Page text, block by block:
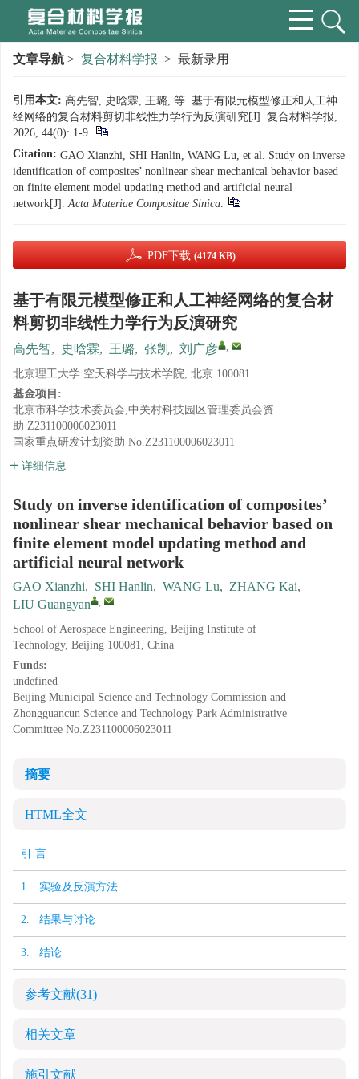
文章导航 > 复合材料学报 > 最新录用
引用本文: 高先智, 史晗霖, 王璐, 等. 基于有限元模型修正和人工神
经网络的复合材料剪切非线性力学行为反演研究[J]. 复合材料学报,
2026, 44(0): 1-9.
Citation: GAO Xianzhi, SHI Hanlin, WANG Lu, et al. Study on inverse
identification of composites’ nonlinear shear mechanical behavior based
on finite element model updating method and artificial neural
network[J].Acta Materiae Compositae Sinica.
PDF下载 (4174 KB)
基于有限元模型修正和人工神经网络的复合材
料剪切非线性力学行为反演研究
高先智, 史晗霖, 王璐, 张凯, 刘广彦 ,
北京理工大学 空天科学与技术学院, 北京 100081
基金项目:
北京市科学技术委员会,中关村科技园区管理委员会资
助 Z231100006023011
国家重点研发计划资助 No.Z231100006023011
详细信息
Study on inverse identification of composites’
nonlinear shear mechanical behavior based on
finite element model updating method and
artificial neural network
GAO Xianzhi, SHI Hanlin, WANG Lu, ZHANG Kai,
LIU Guangyan
,
School of Aerospace Engineering, Beijing Institute of
Technology, Beijing 100081, China
Funds:
undefined
Beijing Municipal Science and Technology Commission and
Zhongguancun Science and Technology Park Administrative
Committee No.Z231100006023011
摘要
HTML全文
引 言
1. 实验及反演方法
2. 结果与讨论
3. 结论
参考文献(31)
相关文章
施引文献